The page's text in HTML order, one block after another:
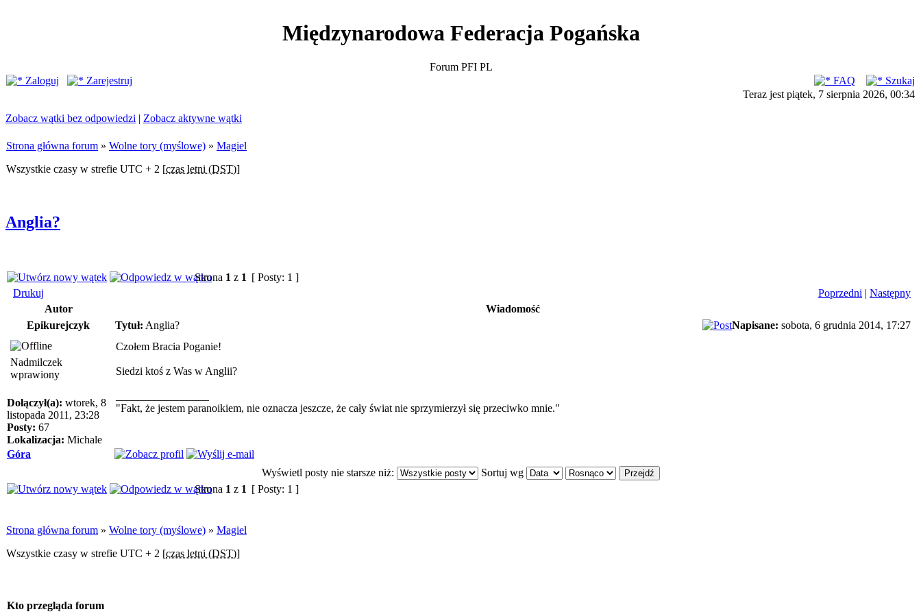
Międzynarodowa Federacja Pogańska
Forum PFI PL
Zaloguj
Zarejestruj FAQ
Szukaj
Teraz jest piątek, 7 sierpnia 2026, 00:34
Zobacz wątki bez odpowiedzi | Zobacz aktywne wątki
Strona główna forum » Wolne tory (myślowe) » Magiel
Wszystkie czasy w strefie UTC + 2 [czas letni (DST)]
Anglia?
Strona 1 z 1 [ Posty: 1 ]
Drukuj
Poprzedni | Następny
Autor
Wiadomość
Epikurejczyk
Tytuł: Anglia? Napisane: sobota, 6 grudnia 2014, 17:27
Nadmilczek
wprawiony
Dołączył(a): wtorek, 8
listopada 2011, 23:28
Posty: 67
Lokalizacja: Michale
Czołem Bracia Poganie!
Siedzi ktoś z Was w Anglii?
"Fakt, że jestem paranoikiem, nie oznacza jeszcze, że cały świat nie sprzymierzył się przeciwko mnie."
Góra
Wyświetl posty nie starsze niż:
Sortuj wg
Strona 1 z 1 [ Posty: 1 ]
Strona główna forum » Wolne tory (myślowe) » Magiel
Wszystkie czasy w strefie UTC + 2 [czas letni (DST)]
Kto przegląda forum